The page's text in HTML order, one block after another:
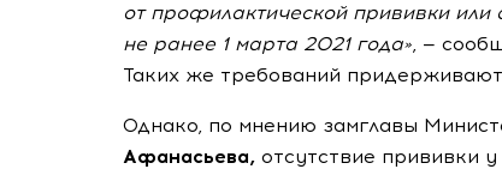
от профилактической прививки
не ранее 1 марта 2021 года», —
Таких же требований
Однако, по мнению замглавы
Афанасьева, отсутствие прививки